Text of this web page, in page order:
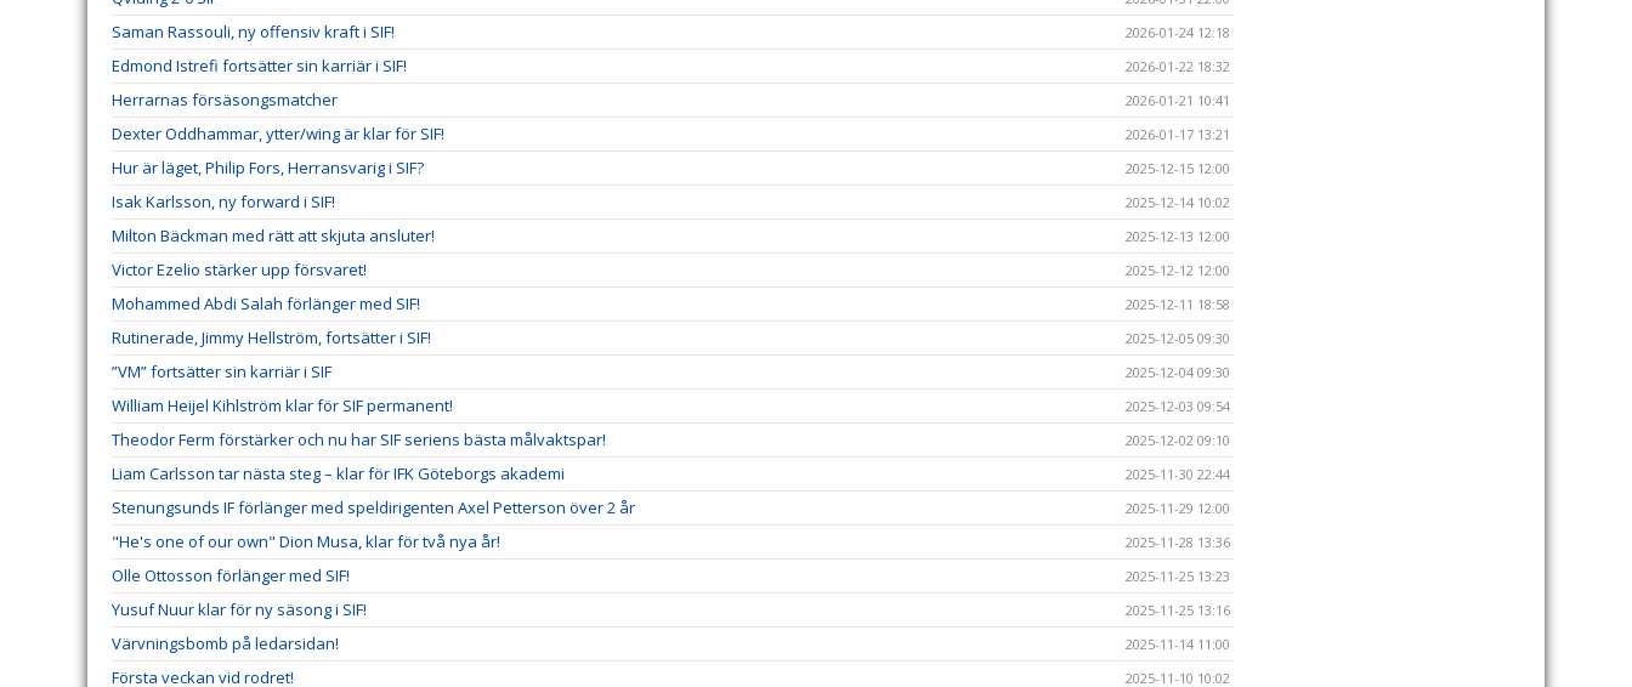
Saman Rassouli, ny offensiv kraft i SIF! 2026-01-24 12:18
Edmond Istrefi fortsätter sin karriär i SIF! 2026-01-22 18:32
Herrarnas försäsongsmatcher 2026-01-21 10:41
Dexter Oddhammar, ytter/wing är klar för SIF! 2026-01-17 13:21
Hur är läget, Philip Fors, Herransvarig i SIF? 2025-12-15 12:00
Isak Karlsson, ny forward i SIF! 2025-12-14 10:02
Milton Bäckman med rätt att skjuta ansluter! 2025-12-13 12:00
Victor Ezelio stärker upp försvaret! 2025-12-12 12:00
Mohammed Abdi Salah förlänger med SIF! 2025-12-11 18:58
Rutinerade, Jimmy Hellström, fortsätter i SIF! 2025-12-05 09:30
”VM” fortsätter sin karriär i SIF 2025-12-04 09:30
William Heijel Kihlström klar för SIF permanent! 2025-12-03 09:54
Theodor Ferm förstärker och nu har SIF seriens bästa målvaktspar! 2025-12-02 09:10
Liam Carlsson tar nästa steg – klar för IFK Göteborgs akademi 2025-11-30 22:44
Stenungsunds IF förlänger med speldirigenten Axel Petterson över 2 år 2025-11-29 12:00
"He's one of our own" Dion Musa, klar för två nya år! 2025-11-28 13:36
Olle Ottosson förlänger med SIF! 2025-11-25 13:23
Yusuf Nuur klar för ny säsong i SIF! 2025-11-25 13:16
Värvningsbomb på ledarsidan! 2025-11-14 11:00
Första veckan vid rodret! 2025-11-10 10:02